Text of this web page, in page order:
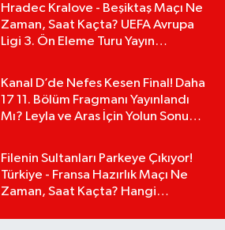
Hradec Kralove - Beşiktaş Maçı Ne
Zaman, Saat Kaçta? UEFA Avrupa
Ligi 3. Ön Eleme Turu Yayın
Kanal D’de Nefes Kesen Final! Daha
17 11. Bölüm Fragmanı Yayınlandı
Mı? Leyla ve Aras İçin Yolun Sonu
Filenin Sultanları Parkeye Çıkıyor!
Türkiye - Fransa Hazırlık Maçı Ne
Zaman, Saat Kaçta? Hangi